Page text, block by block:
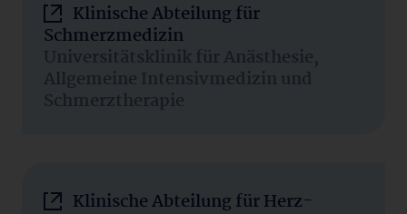
Klinische Abteilung für
Schmerzmedizin
Universitätsklinik für Anästhesie,
Allgemeine Intensivmedizin und
Schmerztherapie
Klinische Abteilung für Herz-